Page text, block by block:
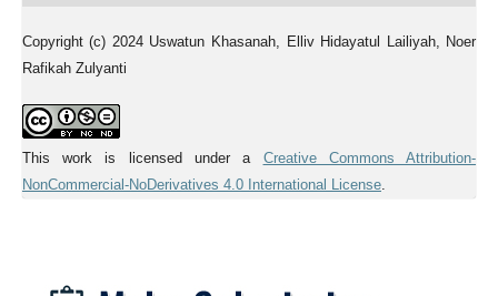
Copyright (c) 2024 Uswatun Khasanah, Elliv Hidayatul Lailiyah, Noer
Rafikah Zulyanti
This work is licensed under a Creative Commons Attribution-
NonCommercial-NoDerivatives 4.0 International License.